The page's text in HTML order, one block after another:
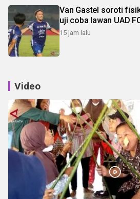
Van Gastel soroti
uji coba lawan UAD
15 jam lalu
Video